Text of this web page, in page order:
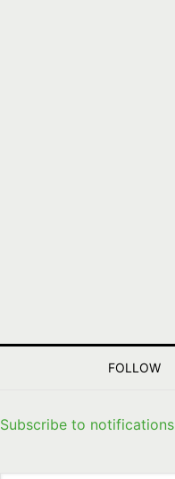
FOLLOW
Subscribe to notifications